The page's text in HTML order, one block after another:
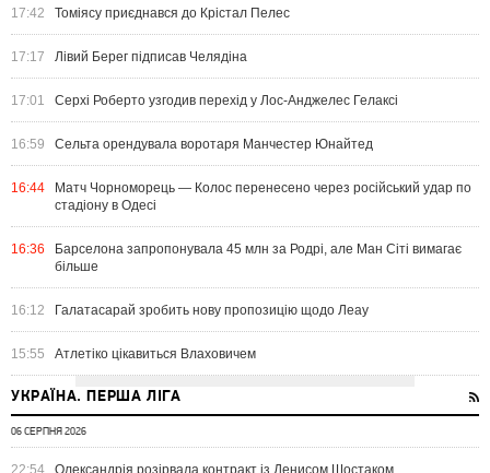
17:42 Томіясу приєднався до Крістал Пелес
17:17 Лівий Берег підписав Челядіна
17:01 Серхі Роберто узгодив перехід у Лос-Анджелес Гелаксі
16:59 Сельта орендувала воротаря Манчестер Юнайтед
16:44
Матч Чорноморець — Колос перенесено через російський удар по
стадіону в Одесі
16:36
Барселона запропонувала 45 млн за Родрі, але Ман Сіті вимагає
більше
16:12 Галатасарай зробить нову пропозицію щодо Леау
15:55 Атлетіко цікавиться Влаховичем
УКРАЇНА. ПЕРША ЛІГА
06 СЕРПНЯ 2026